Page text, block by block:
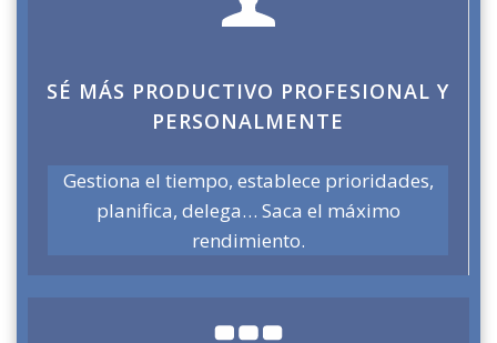
SÉ MÁS PRODUCTIVO PROFESIONAL Y
PERSONALMENTE
Gestiona el tiempo, establece prioridades,
planifica, delega… Saca el máximo
rendimiento.